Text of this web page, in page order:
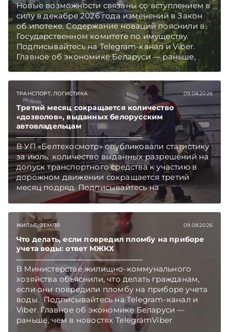
Новые возможности связаны со вступлением в
силу в декабре 2026 года изменений в Закон
об ипотеке. Содержание новаций пояснили в
Государственном комитете по имуществу.
Подписывайтесь на Telegram‑канал и Viber.
Главное об экономике Беларуси — раньше,
чем в новостях TelegramViber
ТРАНСПОРТ, ЛОГИСТИКА 09.08.2026
Третий месяц сокращается количество
«дозволов», выданных белорусским
автовладельцам
В УП «Белтехосмотр» опубликовали статистику
за июль: количество выданных разрешений на
допуск транспортного средства к участию в
дорожном движении сокращается третий
месяц подряд. Подписывайтесь на
Telegram‑канал и Viber. Главное об экономике
TelegramViber
ЖИЛЬЕ, ЗЕМЛЯ 09.08.2026
Что делать, если повредил пломбу на приборе
учета воды: ответ МЖКХ
В Министерстве жилищно-коммунального
хозяйства объяснили, что делать гражданам,
если они повредили пломбу на приборе учета
воды. Подписывайтесь на Telegram‑канал и
Viber. Главное об экономике Беларуси —
раньше, чем в новостях TelegramViber